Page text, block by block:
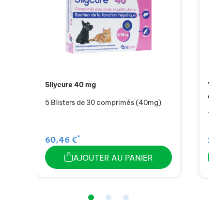
Silycure 40 mg
5 Blisters de 30 comprimés (40mg)
60,46 €*
AJOUTER AU PANIER